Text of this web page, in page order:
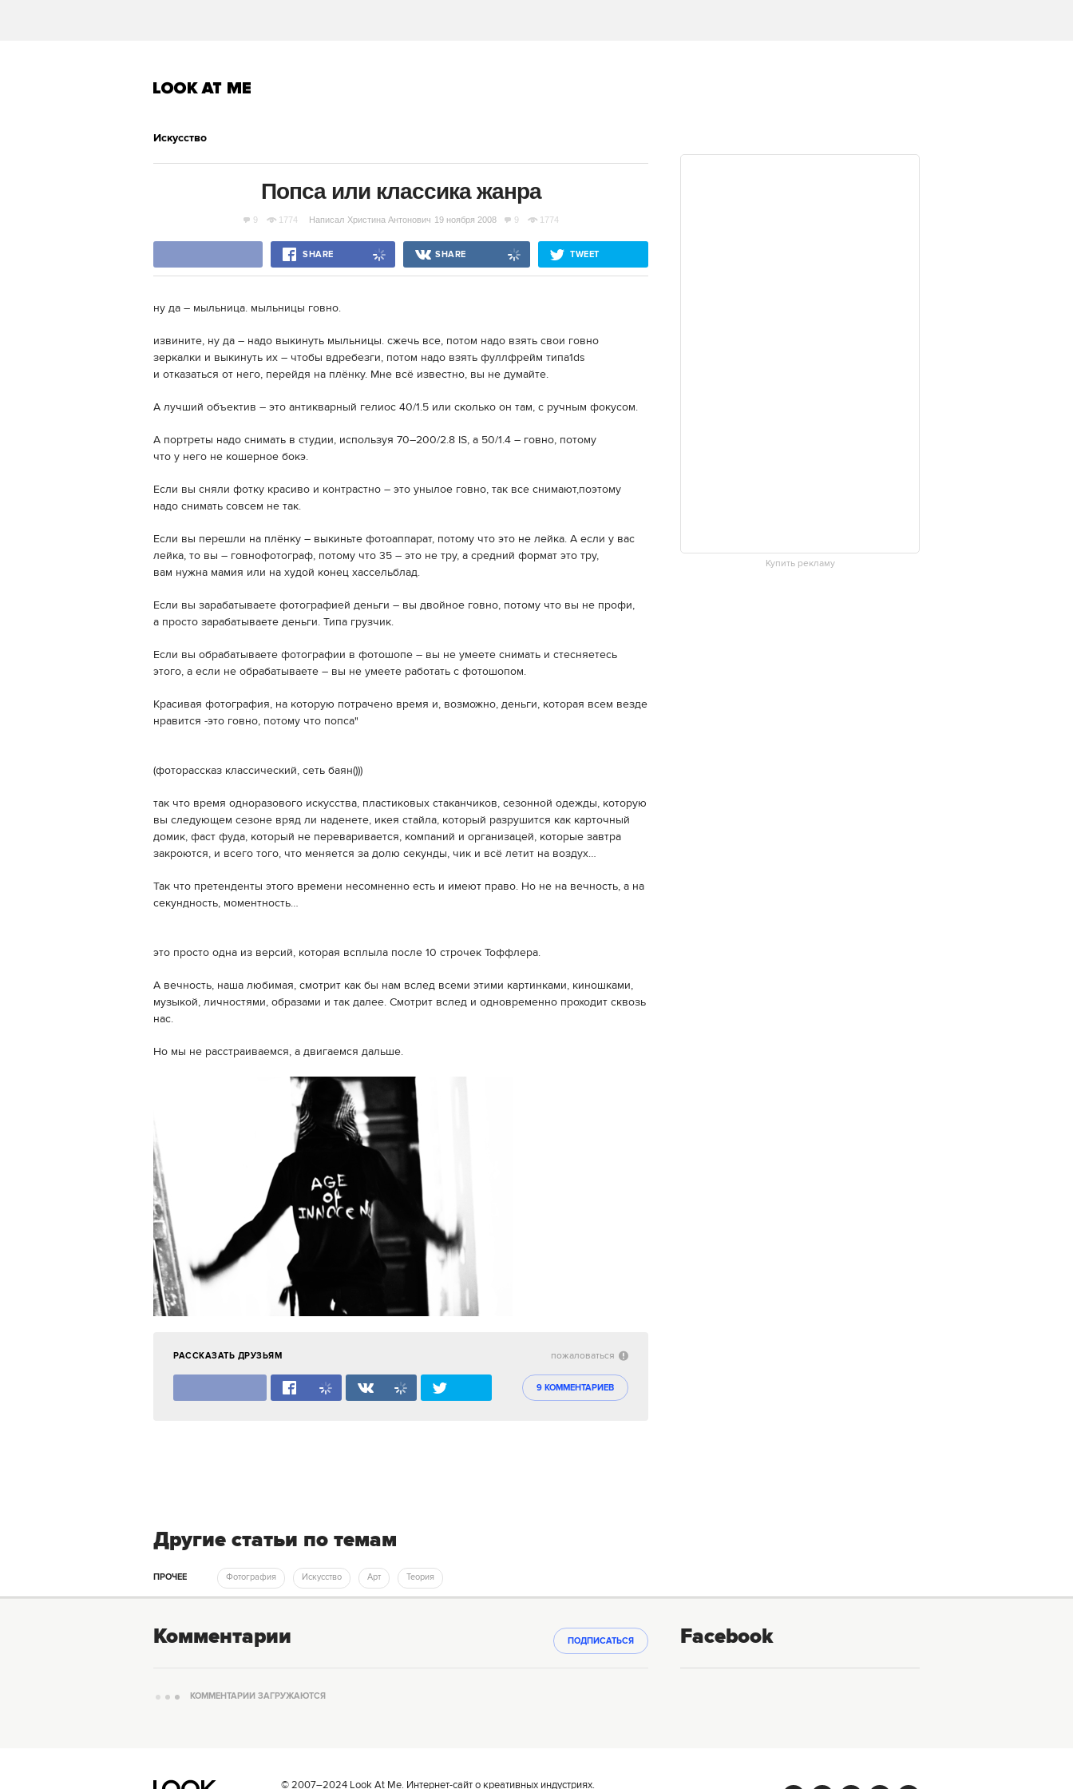
Искусство
Попса или классика жанра
9 1774 Написал Христина Антонович 19 ноября 2008 9 1774
SHARE SHARE TWEET
ну да – мыльница. мыльницы говно.
извините, ну да – надо выкинуть мыльницы. сжечь все, потом надо взять свои говно
зеркалки и выкинуть их – чтобы вдребезги, потом надо взять фуллфрейм типа1ds
и отказаться от него, перейдя на плёнку. Мне всё известно, вы не думайте.
А лучший объектив – это антикварный гелиос 40/1.5 или сколько он там, с ручным фокусом.
А портреты надо снимать в студии, используя 70–200/2.8 IS, а 50/1.4 – говно, потому
что у него не кошерное бокэ.
Если вы сняли фотку красиво и контрастно – это унылое говно, так все снимают,поэтому
надо снимать совсем не так.
Если вы перешли на плёнку – выкиньте фотоаппарат, потому что это не лейка. А если у вас
лейка, то вы – говнофотограф, потому что 35 – это не тру, а средний формат это тру,
вам нужна мамия или на худой конец хассельблад.
Если вы зарабатываете фотографией деньги – вы двойное говно, потому что вы не профи,
а просто зарабатываете деньги. Типа грузчик.
Если вы обрабатываете фотографии в фотошопе – вы не умеете снимать и стесняетесь
этого, а если не обрабатываете – вы не умеете работать с фотошопом.
Красивая фотография, на которую потрачено время и, возможно, деньги, которая всем везде
нравится -это говно, потому что попса"
(фоторассказ классический, сеть баян()))
так что время одноразового искусства, пластиковых стаканчиков, сезонной одежды, которую
вы следующем сезоне вряд ли наденете, икея стайла, который разрушится как карточный
домик, фаст фуда, который не переваривается, компаний и организацей, которые завтра
закроются, и всего того, что меняется за долю секунды, чик и всё летит на воздух…
Так что претенденты этого времени несомненно есть и имеют право. Но не на вечность, а на
секундность, моментность…
это просто одна из версий, которая всплыла после 10 строчек Тоффлера.
А вечность, наша любимая, смотрит как бы нам вслед всеми этими картинками, киношками,
музыкой, личностями, образами и так далее. Смотрит вслед и одновременно проходит сквозь
нас.
Но мы не расстраиваемся, а двигаемся дальше.
РАССКАЗАТЬ ДРУЗЬЯМ
9 КОММЕНТАРИЕВ
пожаловаться
Купить рекламу
Другие статьи по темам
ПРОЧЕЕ Фотография Искусство Арт Теория
Комментарии ПОДПИСАТЬСЯ
КОММЕНТАРИИ ЗАГРУЖАЮТСЯ
Facebook
© 2007–2024 Look At Me. Интернет-сайт о креативных индустриях.